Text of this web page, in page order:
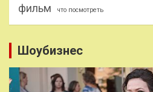
фильм
что посмотреть
Шоубизнес